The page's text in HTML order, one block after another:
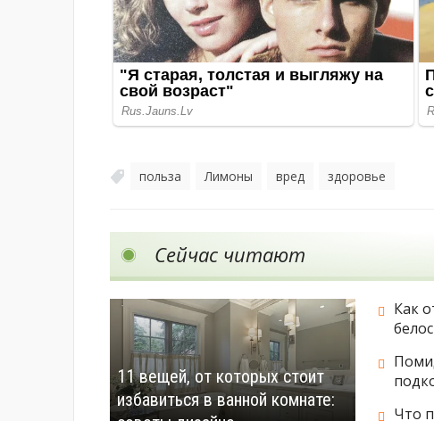
польза Лимоны вред здоровье
Сейчас читают
11 вещей, от которых стоит
избавиться в ванной комнате:
Как
Что